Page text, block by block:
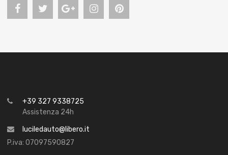
+39 327 9338725
Assistenza 24h
luciledauto@libero.it
P.iva: 07097590827